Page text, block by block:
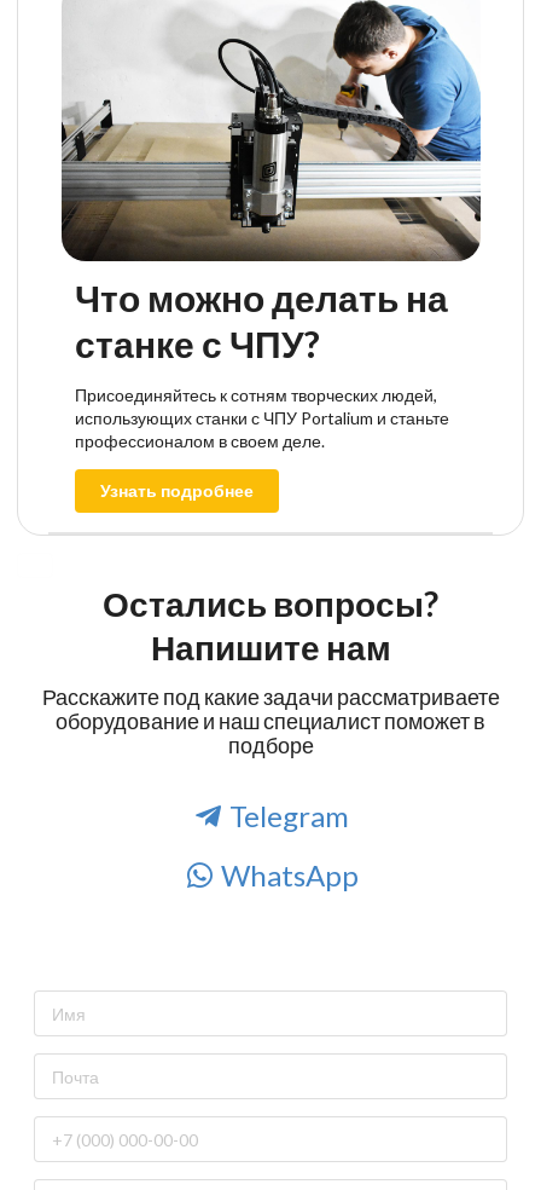
Что можно делать на
станке с ЧПУ?
Присоединяйтесь к сотням творческих людей,
использующих станки с ЧПУ Portalium и станьте
профессионалом в своем деле.
Узнать подробнее
Остались вопросы?
Напишите нам
Расскажите под какие задачи рассматриваете
оборудование и наш специалист поможет в
подборе
Telegram
WhatsApp